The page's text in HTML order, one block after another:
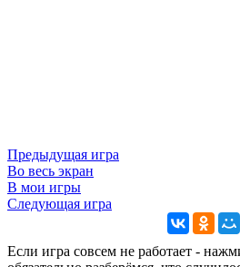
Предыдущая игра
Во весь экран
В мои игры
Следующая игра
Если игра совсем не работает -